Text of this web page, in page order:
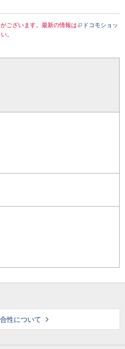
ございます。最新の情報は
ドコモショッ
。
性について